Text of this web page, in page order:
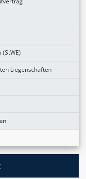
Liegenschaften